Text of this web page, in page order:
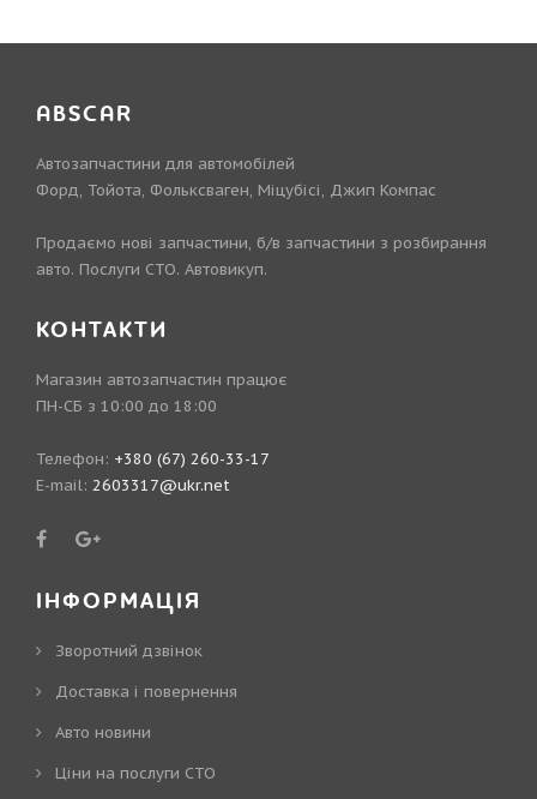
ABSCAR
Автозапчастини для автомобілей
Форд, Тойота, Фольксваген, Міцубісі, Джип Компас
Продаємо нові запчастини, б/в запчастини з розбирання
авто. Послуги СТО. Автовикуп.
КОНТАКТИ
Магазин автозапчастин працює
ПН-СБ з 10:00 до 18:00
Телефон: +380 (67) 260-33-17
E-mail: 2603317@ukr.net
ІНФОРМАЦІЯ
Зворотний дзвінок
Доставка і повернення
Авто новини
Ціни на послуги СТО